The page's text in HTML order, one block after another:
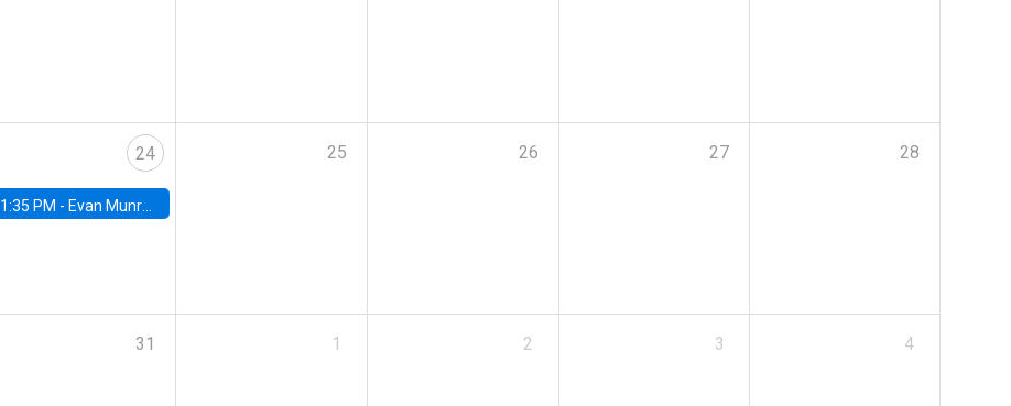
24
1:35 PM - Evan Munro, Neyman Visiting Assistant Professor in the Department of Statistics at UC Berkeley
25 26 27 28
31 1 2 3 4